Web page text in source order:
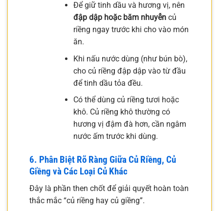
Để giữ tinh dầu và hương vị, nên
đập dập hoặc băm nhuyễncủ
riềng ngay trước khi cho vào món
ăn.
Khi nấu nước dùng (như bún bò),
cho củ riềng đập dập vào từ đầu
để tinh dầu tỏa đều.
Có thể dùng củ riềng tươi hoặc
khô. Củ riềng khô thường có
hương vị đậm đà hơn, cần ngâm
nước ấm trước khi dùng.
6. Phân Biệt Rõ Ràng Giữa Củ Riềng, Củ
Giềng và Các Loại Củ Khác
Đây là phần then chốt để giải quyết hoàn toàn
thắc mắc “củ riềng hay củ giềng”.